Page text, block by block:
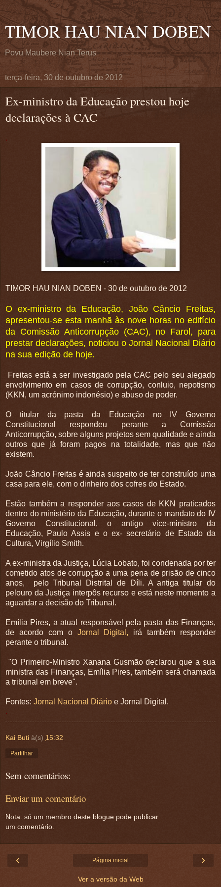
TIMOR HAU NIAN DOBEN
Povu Maubere Nian Terus
terça-feira, 30 de outubro de 2012
Ex-ministro da Educação prestou hoje
declarações à CAC
.
TIMOR HAU NIAN DOBEN - 30 de outubro de 2012
O ex-ministro da Educação, João Câncio Freitas,
apresentou-se esta manhã às nove horas no edifício
da Comissão Anticorrupção (CAC), no Farol, para
prestar declarações, noticiou o Jornal Nacional Diário
na sua edição de hoje.
Freitas está a ser investigado pela CAC pelo seu alegado
envolvimento em casos de corrupção, conluio, nepotismo
(KKN, um acrónimo indonésio) e abuso de poder.
O titular da pasta da Educação no IV Governo
Constitucional respondeu perante a Comissão
Anticorrupção, sobre alguns projetos sem qualidade e ainda
outros que já foram pagos na totalidade, mas que não
existem.
João Câncio Freitas é ainda suspeito de ter construído uma
casa para ele, com o dinheiro dos cofres do Estado.
Estão também a responder aos casos de KKN praticados
dentro do ministério da Educação, durante o mandato do IV
Governo Constitucional, o antigo vice-ministro da
Educação, Paulo Assis e o ex- secretário de Estado da
Cultura, Virgílio Smith.
A ex-ministra da Justiça, Lúcia Lobato, foi condenada por ter
cometido atos de corrupção a uma pena de prisão de cinco
anos, pelo Tribunal Distrital de Díli. A antiga titular do
pelouro da Justiça interpôs recurso e está neste momento a
aguardar a decisão do Tribunal.
Emília Pires, a atual responsável pela pasta das Finanças,
de acordo com o Jornal Digital, irá também responder
perante o tribunal.
"O Primeiro-Ministro Xanana Gusmão declarou que a sua
ministra das Finanças, Emília Pires, também será chamada
a tribunal em breve".
Fontes: Jornal Nacional Diário e Jornal Digital.
.
Kai Buti à(s) 15:32
Partilhar
Sem comentários:
Enviar um comentário
Nota: só um membro deste blogue pode publicar
um comentário.
‹ ›
Página inicial
Ver a versão da Web